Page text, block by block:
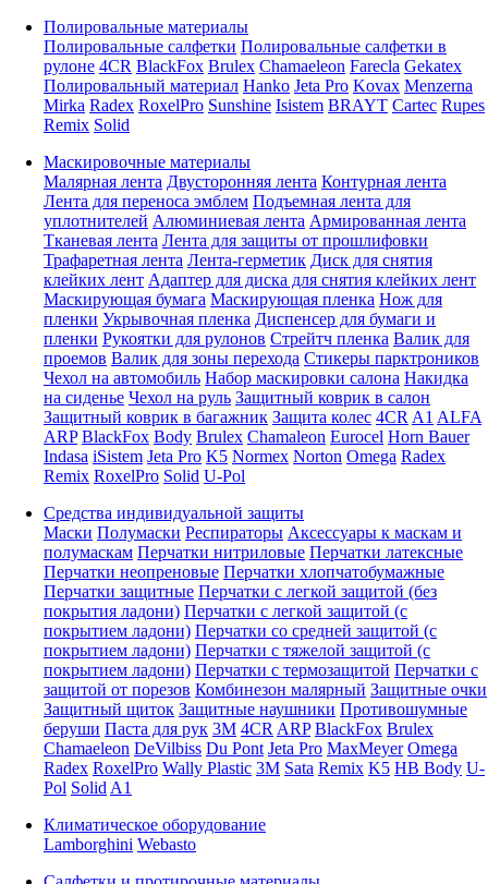
Полировальные материалы
Полировальные салфетки Полировальные салфетки в
рулоне 4CR BlackFox Brulex Chamaeleon Farecla Gekatex
Полировальный материал Hanko Jeta Pro Kovax Menzerna
Mirka Radex RoxelPro Sunshine Isistem BRAYT Cartec Rupes
Remix Solid
Маскировочные материалы
Малярная лента Двусторонняя лента Контурная лента
Лента для переноса эмблем Подъемная лента для
уплотнителей Алюминиевая лента Армированная лента
Тканевая лента Лента для защиты от прошлифовки
Трафаретная лента Лента-герметик Диск для снятия
клейких лент Адаптер для диска для снятия клейких лент
Маскирующая бумага Маскирующая пленка Нож для
пленки Укрывочная пленка Диспенсер для бумаги и
пленки Рукоятки для рулонов Стрейтч пленка Валик для
проемов Валик для зоны перехода Стикеры парктроников
Чехол на автомобиль Набор маскировки салона Накидка
на сиденье Чехол на руль Защитный коврик в салон
Защитный коврик в багажник Защита колес 4CR A1 ALFA
ARP BlackFox Body Brulex Chamaleon Eurocel Horn Bauer
Indasa iSistem Jeta Pro K5 Normex Norton Omega Radex
Remix RoxelPro Solid U-Pol
Средства индивидуальной защиты
Маски Полумаски Респираторы Аксессуары к маскам и
полумаскам Перчатки нитриловые Перчатки латексные
Перчатки неопреновые Перчатки хлопчатобумажные
Перчатки защитные Перчатки с легкой защитой (без
покрытия ладони) Перчатки с легкой защитой (с
покрытием ладони) Перчатки со средней защитой (с
покрытием ладони) Перчатки с тяжелой защитой (с
покрытием ладони) Перчатки с термозащитой Перчатки с
защитой от порезов Комбинезон малярный Защитные очки
Защитный щиток Защитные наушники Противошумные
беруши Паста для рук 3M 4CR ARP BlackFox Brulex
Chamaeleon DeVilbiss Du Pont Jeta Pro MaxMeyer Omega
Radex RoxelPro Wally Plastic 3M Sata Remix K5 HB Body U-
Pol Solid A1
Климатическое оборудование
Lamborghini Webasto